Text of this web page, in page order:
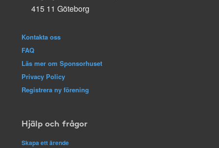
415 11 Göteborg
Kontakta oss
FAQ
Läs mer om Sponsorhuset
Privacy Policy
Registrera ny förening
Hjälp och frågor
Skapa ett ärende